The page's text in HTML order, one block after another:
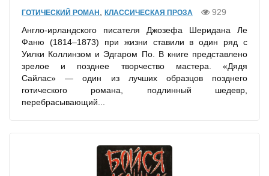
ГОТИЧЕСКИЙ РОМАН КЛАССИЧЕСКАЯ ПРОЗА
929
Англо-ирландского писателя Джозефа Шеридана Ле
Фаню (1814–1873) при жизни ставили в один ряд с
Уилки Коллинзом и Эдгаром По. В книге представлено
зрелое и позднее творчество мастера. «Дядя
Сайлас» — один из лучших образцов позднего
готического романа, подлинный шедевр,
перебрасывающий...